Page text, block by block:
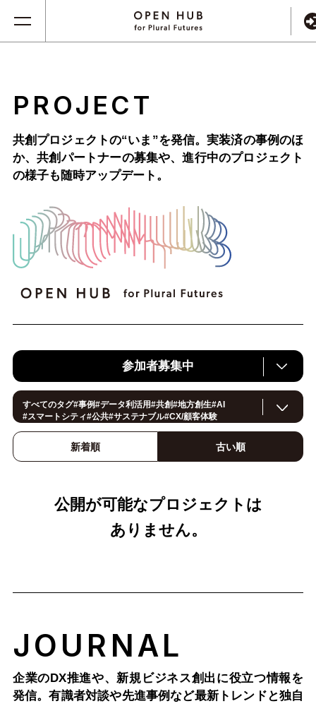
PROJECT
共創プロジェクトの“いま”を発信。実装済の事例のほ
か、共創パートナーの募集や、進行中のプロジェクト
の様子も随時アップデート。
参加者募集中
すべてのタグ#事例#データ利活用#共創#地方創生#AI
#スマートシティ#公共#サステナブル#CX/顧客体験
イノベーション#IoT
スマートファクトリー
スマートライフ
ロボティクス
#建設#メタバース#5G#セキュリティ#OPEN HUB#教育
新着順 古い順
公開が可能なプロジェクトは
ありません。
JOURNAL
企業のDX推進や、新規ビジネス創出に役立つ情報を
発信。有識者対談や先進事例など最新トレンドと独自